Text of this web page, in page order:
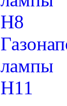
H8
лампы
H11